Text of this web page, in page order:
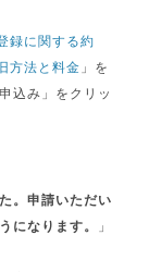
録に関する約
方法と料金 」を
込み」をクリッ
。申請いただい
になります。
」